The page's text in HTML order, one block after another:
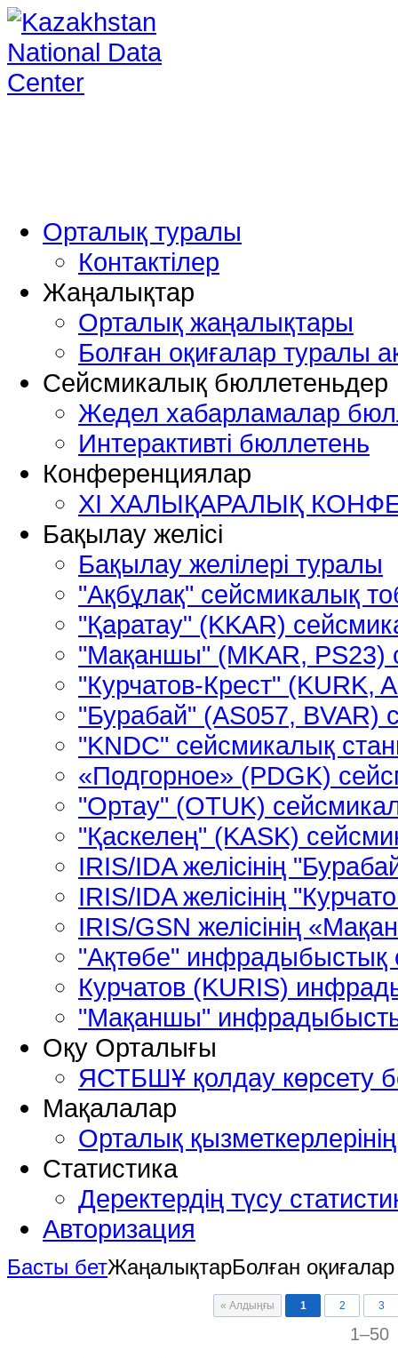
Орталық туралы
Контактілер
Жаңалықтар
Орталық жаңалықтары
Болған оқиғалар туралы
Сейсмикалық бюллетеньдер
Жедел хабарламалар
Интерактивті бюллетень
Конференциялар
XІ ХАЛЫҚАРАЛЫҚ
Бақылау желісі
Бақылау желілері туралы
"Ақбұлақ" сейсмикалық
"Қаратау" (KKAR)
"Мақаншы" (MKAR, PS23)
"Курчатов-Крест" (KURK,
"Бурабай" (AS057, BVAR)
"KNDC" сейсмикалық
«Подгорное» (PDGK)
"Ортау" (OTUK)
"Қаскелең" (KASK)
IRIS/IDA желісінің
IRIS/IDA желісінің
IRIS/GSN желісінің
"Ақтөбе" инфрадыбыстық
Курчатов (KURIS)
"Мақаншы"
Оқу Орталығы
ЯСТБШҰ қолдау көрсету
Мақалалар
Орталық
Статистика
Деректердің түсу
Авторизация
Басты бетЖаңалықтарБолған
« Алдыңғы 1 2 3
1–50